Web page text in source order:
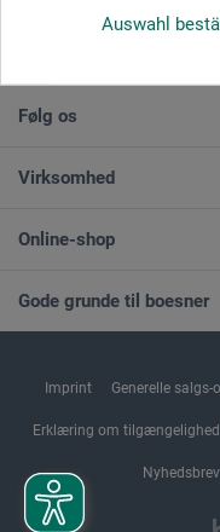
Auswahl
Følg os
Virksomhed
Online-shop
Gode grunde til boesner
Imprint Generelle
Erklæring om tilgængelighed
Nyhedsbrev